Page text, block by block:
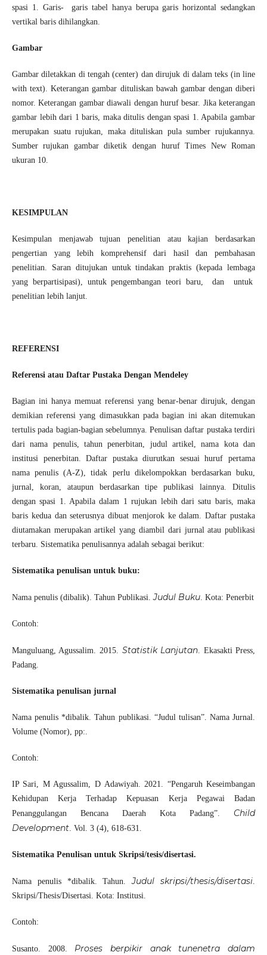
spasi 1. Garis- garis tabel hanya berupa garis horizontal sedangkan
vertikal baris dihilangkan.
Gambar
Gambar diletakkan di tengah (center) dan dirujuk di dalam teks (in line
with text). Keterangan gambar dituliskan bawah gambar dengan diberi
nomor. Keterangan gambar diawali dengan huruf besar. Jika keterangan
gambar lebih dari 1 baris, maka ditulis dengan spasi 1. Apabila gambar
merupakan suatu rujukan, maka dituliskan pula sumber rujukannya.
Sumber rujukan gambar diketik dengan huruf Times New Roman
ukuran 10.
KESIMPULAN
Kesimpulan menjawab tujuan penelitian atau kajian berdasarkan
pengertian yang lebih komprehensif dari hasil dan pembahasan
penelitian. Saran ditujukan untuk tindakan praktis (kepada lembaga
yang berpartisipasi), untuk pengembangan teori baru, dan untuk
penelitian lebih lanjut.
REFERENSI
Referensi atau Daftar Pustaka Dengan Mendeley
Bagian ini hanya memuat referensi yang benar-benar dirujuk, dengan
demikian referensi yang dimasukkan pada bagian ini akan ditemukan
tertulis pada bagian-bagian sebelumnya. Penulisan daftar pustaka terdiri
dari nama penulis, tahun penerbitan, judul artikel, nama kota dan
institusi penerbitan. Daftar pustaka diurutkan sesuai huruf pertama
nama penulis (A-Z), tidak perlu dikelompokkan berdasarkan buku,
jurnal, koran, ataupun berdasarkan tipe publikasi lainnya. Ditulis
dengan spasi 1. Apabila dalam 1 rujukan lebih dari satu baris, maka
baris kedua dan seterusnya dibuat menjorok ke dalam. Daftar pustaka
diutamakan merupakan artikel yang diambil dari jurnal atau publikasi
terbaru. Sistematika penulisannya adalah sebagai berikut:
Sistematika penulisan untuk buku:
Nama penulis (dibalik). Tahun Publikasi.Judul Buku. Kota: Penerbit
Contoh:
Manguluang, Agussalim. 2015. Statistik Lanjutan . Ekasakti Press,
Padang.
Sistematika penulisan jurnal
Nama penulis *dibalik. Tahun publikasi. “Judul tulisan”. Nama Jurnal.
Volume (Nomor), pp:.
Contoh:
IP Sari, M Agussalim, D Adawiyah. 2021. “Pengaruh Keseimbangan
Kehidupan Kerja Terhadap Kepuasan Kerja Pegawai Badan
Penanggulangan Bencana Daerah Kota Padang”. Child
Development. Vol. 3 (4), 618-631.
Sistematika Penulisan untuk Skripsi/tesis/disertasi.
Nama penulis *dibalik. Tahun.Judul skripsi/thesis/disertasi
Skripsi/Thesis/Disertasi. Kota: Institusi.
Contoh:
Susanto. 2008. Proses berpikir anak tunenetra dalam